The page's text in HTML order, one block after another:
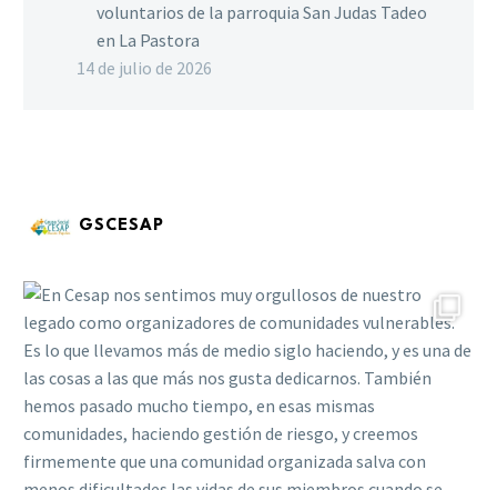
voluntarios de la parroquia San Judas Tadeo
en La Pastora
14 de julio de 2026
GSCESAP